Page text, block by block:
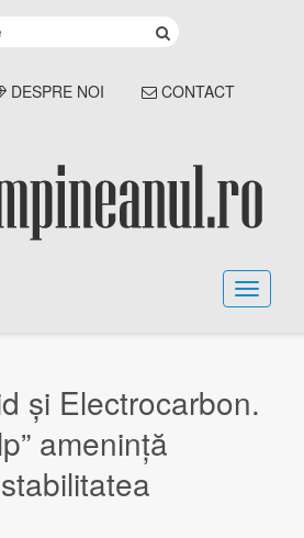
DESPRE NOI CONTACT
și Electrocarbon.
amenință